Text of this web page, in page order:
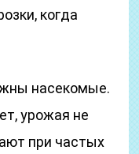
когда
насекомые.
урожая не
при частых